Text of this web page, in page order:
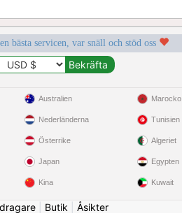
bästa servicen, var snäll och stöd oss
Australien
Nederländerna
Österrike
Japan
Kina
Marocko
Tunisien
Algeriet
Egypten
Kuwait
| Butik Åsikter